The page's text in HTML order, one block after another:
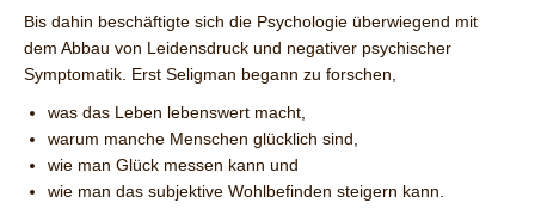
Bis dahin beschäftigte sich die Psychologie überwiegend mit
dem Abbau von Leidensdruck und negativer psychischer
Symptomatik. Erst Seligman begann zu forschen,
was das Leben lebenswert macht,
warum manche Menschen glücklich sind,
wie man Glück messen kann und
wie man das subjektive Wohlbefinden steigern kann.